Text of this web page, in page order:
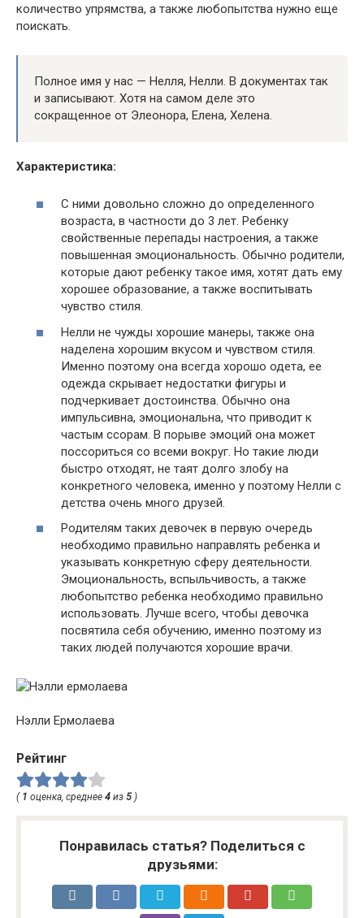
количество упрямства, а также любопытства нужно еще
поискать.
Полное имя у нас — Нелля, Нелли. В документах так
и записывают. Хотя на самом деле это
сокращенное от Элеонора, Елена, Хелена.
Характеристика:
С ними довольно сложно до определенного
возраста, в частности до 3 лет. Ребенку
свойственные перепады настроения, а также
повышенная эмоциональность. Обычно родители,
которые дают ребенку такое имя, хотят дать ему
хорошее образование, а также воспитывать
чувство стиля.
Нелли не чужды хорошие манеры, также она
наделена хорошим вкусом и чувством стиля.
Именно поэтому она всегда хорошо одета, ее
одежда скрывает недостатки фигуры и
подчеркивает достоинства. Обычно она
импульсивна, эмоциональна, что приводит к
частым ссорам. В порыве эмоций она может
поссориться со всеми вокруг. Но такие люди
быстро отходят, не таят долго злобу на
конкретного человека, именно у поэтому Нелли с
детства очень много друзей.
Родителям таких девочек в первую очередь
необходимо правильно направлять ребенка и
указывать конкретную сферу деятельности.
Эмоциональность, вспыльчивость, а также
любопытство ребенка необходимо правильно
использовать. Лучше всего, чтобы девочка
посвятила себя обучению, именно поэтому из
таких людей получаются хорошие врачи.
Нэлли Ермолаева
Рейтинг
( 1 оценка, среднее 4 из 5 )
Понравилась статья? Поделиться с
друзьями: